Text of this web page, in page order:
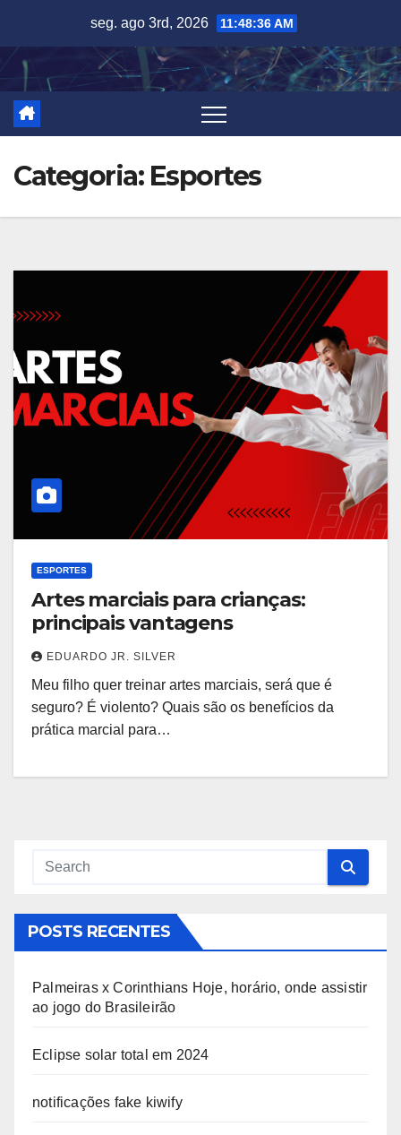
content
seg. ago 3rd, 2026 11:48:37 AM
Categoria: Esportes
ESPORTES
Artes marciais para crianças:
principais vantagens
EDUARDO JR. SILVER
Meu filho quer treinar artes marciais, será que é
seguro? É violento? Quais são os benefícios da
prática marcial para…
POSTS RECENTES
Palmeiras x Corinthians Hoje, horário, onde assistir
ao jogo do Brasileirão
Eclipse solar total em 2024
notificações fake kiwify